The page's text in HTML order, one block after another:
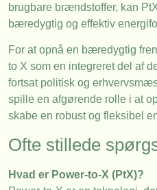
brugbare brændstoffer, kan
bæredygtig og effektiv
For at opnå en bæredygtig
to X som en integreret del af
fortsat politisk og
spille en afgørende rolle i at
skabe en robust og fleksibel
Ofte stillede
Hvad er Power-to-X (PtX)?